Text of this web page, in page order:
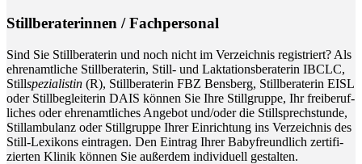
Still­be­ra­te­rin­nen / Fachpersonal
Sind Sie Still­be­ra­te­rin und noch nicht im Ver­zeich­nis regis­triert? Als
ehren­amt­li­che Still­be­ra­te­rin, Still- und Lak­ta­ti­ons­be­ra­te­rin IBCLC,
Stillspe­zia­lis­tin (R), Still­be­ra­te­rin FBZ Bens­berg, Still­be­ra­te­rin EISL
oder Still­be­glei­te­rin DAIS kön­nen Sie Ihre Still­grup­pe, Ihr frei­be­ruf­
li­ches oder ehren­amt­li­ches Ange­bot und/oder die Still­sprech­stun­de,
Still­am­bu­lanz oder Still­grup­pe Ihrer Ein­rich­tung ins Ver­zeich­nis des
Still-Lexi­kons ein­tra­gen. Den Ein­trag Ihrer Baby­freund­lich zer­ti­fi­
zier­ten Kli­nik kön­nen Sie außer­dem indi­vi­du­ell gestalten.